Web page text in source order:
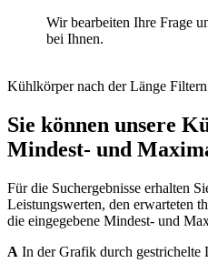
Wir bearbeiten Ihre Frage
bei Ihnen.
Kühlkörper nach der Länge Filtern
Sie können unsere
Mindest- und
Für die Suchergebnisse erhalten
Leistungswerten, den erwarteten
die eingegebene Mindest- und
A In der Grafik durch gestrichelte